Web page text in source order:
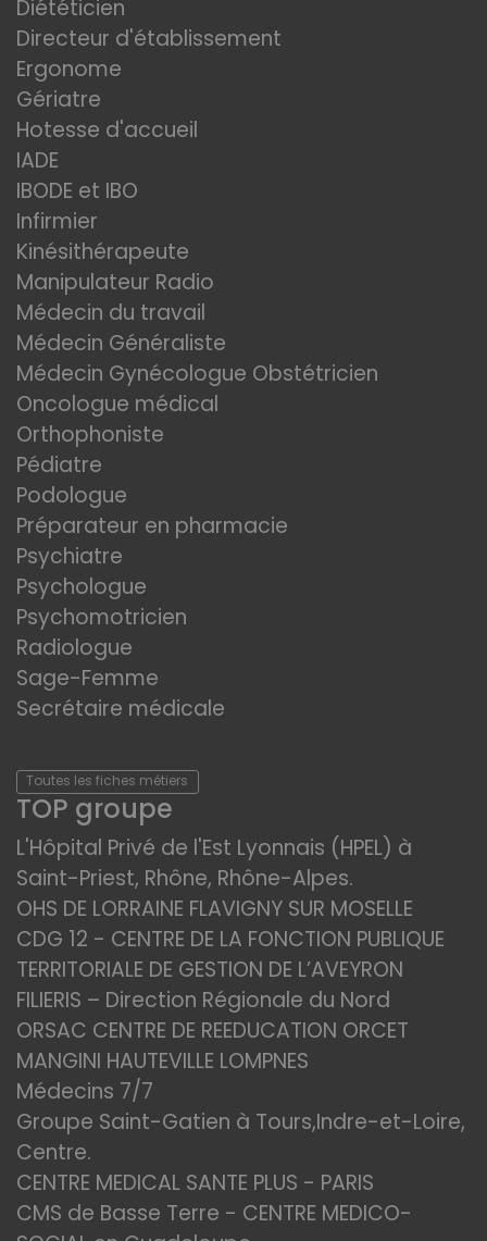
Diététicien
Directeur d'établissement
Ergonome
Gériatre
Hotesse d'accueil
IADE
IBODE et IBO
Infirmier
Kinésithérapeute
Manipulateur Radio
Médecin du travail
Médecin Généraliste
Médecin Gynécologue Obstétricien
Oncologue médical
Orthophoniste
Pédiatre
Podologue
Préparateur en pharmacie
Psychiatre
Psychologue
Psychomotricien
Radiologue
Sage-Femme
Secrétaire médicale
Toutes les fiches métiers
TOP groupe
L'Hôpital Privé de l'Est Lyonnais (HPEL) à
Saint-Priest, Rhône, Rhône-Alpes.
OHS DE LORRAINE FLAVIGNY SUR MOSELLE
CDG 12 - CENTRE DE LA FONCTION PUBLIQUE
TERRITORIALE DE GESTION DE L’AVEYRON
FILIERIS – Direction Régionale du Nord
ORSAC CENTRE DE REEDUCATION ORCET
MANGINI HAUTEVILLE LOMPNES
Médecins 7/7
Groupe Saint-Gatien à Tours,Indre-et-Loire,
Centre.
CENTRE MEDICAL SANTE PLUS - PARIS
CMS de Basse Terre - CENTRE MEDICO-